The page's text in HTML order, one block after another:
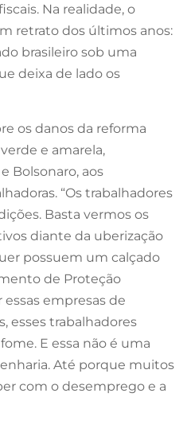
Na realidade, o
retrato dos últimos anos:
brasileiro sob uma
deixa de lado os
os danos da reforma
e amarela,
Bolsonaro, aos
“Os trabalhadores
Basta vermos os
diante da uberização
possuem um calçado
de Proteção
empresas de
esses trabalhadores
E essa não é uma
Até porque muitos
com o desemprego e a